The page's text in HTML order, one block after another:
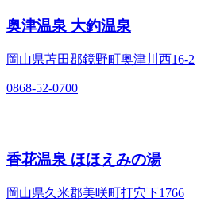
奥津温泉 大釣温泉
岡山県苫田郡鏡野町奥津川西16-2
0868-52-0700
香花温泉 ほほえみの湯
岡山県久米郡美咲町打穴下1766